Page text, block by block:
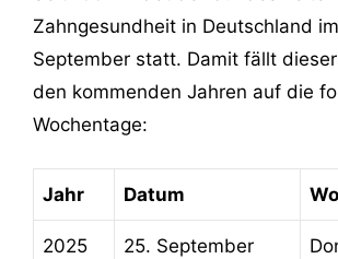
Zahngesundheit in Deutschland
September statt. Damit fällt
den kommenden Jahren auf die
Wochentage:
Jahr Datum
2025 25. September